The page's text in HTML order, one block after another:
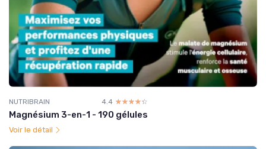
NUTRIBRAIN 4.4 ☆☆☆☆☆
★★★★★
Magnésium 3-en-1 - 190 gélules
Voir le détail